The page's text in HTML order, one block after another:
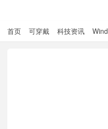
首页 可穿戴 科技资讯